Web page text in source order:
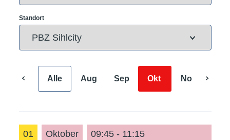
Standort
Alle Aug Sep Okt Nov
01 Oktober 09:45 - 11:15